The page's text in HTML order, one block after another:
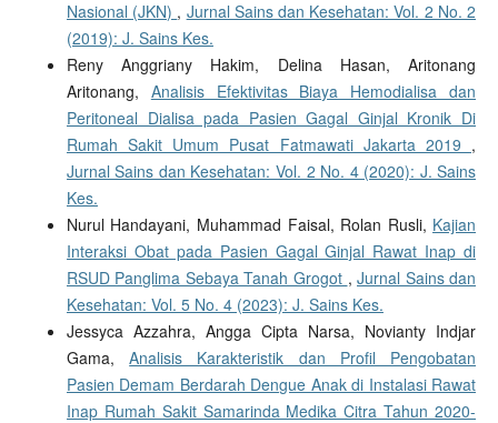
Nasional (JKN) , Jurnal Sains dan Kesehatan: Vol. 2 No. 2
(2019): J. Sains Kes.
Reny Anggriany Hakim, Delina Hasan, Aritonang
Aritonang, Analisis Efektivitas Biaya Hemodialisa dan
Peritoneal Dialisa pada Pasien Gagal Ginjal Kronik Di
Rumah Sakit Umum Pusat Fatmawati Jakarta 2019 ,
Jurnal Sains dan Kesehatan: Vol. 2 No. 4 (2020): J. Sains
Kes.
Nurul Handayani, Muhammad Faisal, Rolan Rusli, Kajian
Interaksi Obat pada Pasien Gagal Ginjal Rawat Inap di
RSUD Panglima Sebaya Tanah Grogot ,Jurnal Sains dan
Kesehatan: Vol. 5 No. 4 (2023): J. Sains Kes.
Jessyca Azzahra, Angga Cipta Narsa, Novianty Indjar
Gama,Analisis Karakteristik dan Profil Pengobatan
Pasien Demam Berdarah Dengue Anak di Instalasi Rawat
Inap Rumah Sakit Samarinda Medika Citra Tahun 2020-